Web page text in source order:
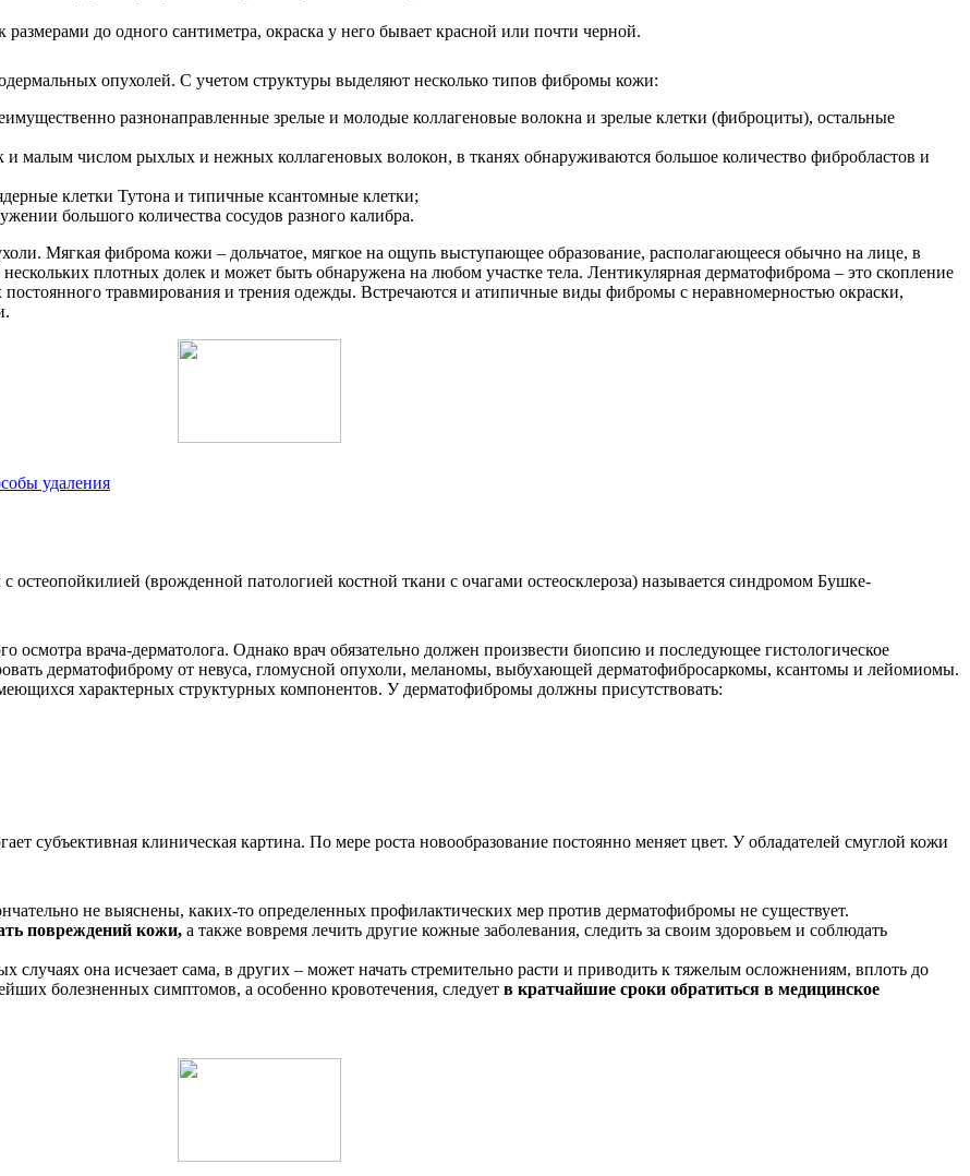
до одного сантиметра, окраска у него бывает красной или почти черной.
опухолей. С учетом структуры выделяют несколько типов фибромы кожи:
разнонаправленные зрелые и молодые коллагеновые волокна и зрелые клетки (фиброциты), остальные
малым числом рыхлых и нежных коллагеновых волокон, в тканях обнаруживаются большое количество фибробластов и
клетки Тутона и типичные ксантомные клетки;
большого количества сосудов разного калибра.
Мягкая фиброма кожи – дольчатое, мягкое на ощупь выступающее образование, располагающееся обычно на лице, в
плотных долек и может быть обнаружена на любом участке тела. Лентикулярная дерматофиброма – это скопление
постоянного травмирования и трения одежды. Встречаются и атипичные виды фибромы с неравномерностью окраски,
удаления
(врожденной патологией костной ткани с очагами остеосклероза) называется синдромом Бушке-
осмотра врача-дерматолога. Однако врач обязательно должен произвести биопсию и последующее гистологическое
дерматофиброму от невуса, гломусной опухоли, меланомы, выбухающей дерматофибросаркомы, ксантомы и лейомиомы.
характерных структурных компонентов. У дерматофибромы должны присутствовать:
субъективная клиническая картина. По мере роста новообразование постоянно меняет цвет. У обладателей смуглой кожи
не выяснены, каких-то определенных профилактических мер против дерматофибромы не существует.
повреждений кожи, а также вовремя лечить другие кожные заболевания, следить за своим здоровьем и соблюдать
случаях она исчезает сама, в других – может начать стремительно расти и приводить к тяжелым осложнениям, вплоть до
болезненных симптомов, а особенно кровотечения, следует в кратчайшие сроки обратиться в медицинское